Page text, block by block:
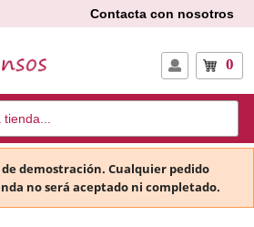
Contacta con nosotros
0
demostración. Cualquier pedido
no será aceptado ni completado.